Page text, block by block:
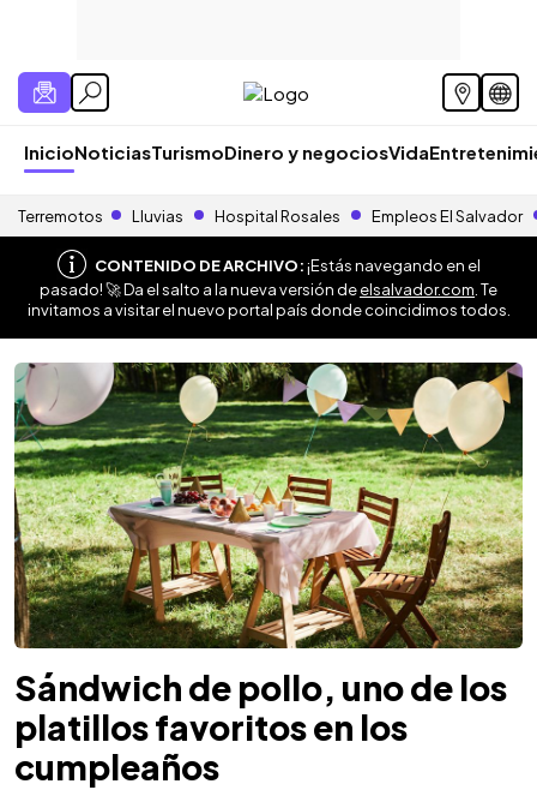
InicioNoticiasTurismoDinero y negociosVida
Terremotos Lluvias Hospital Rosales Empleos El Salvador
CONTENIDO DE ARCHIVO:¡Estás navegando en el
pasado! 🚀 Da el salto a la nueva versión deelsalvador.com . Te
invitamos a visitar el nuevo portal país donde coincidimos todos.
Sándwich de pollo, uno de los
platillos favoritos en los
cumpleaños